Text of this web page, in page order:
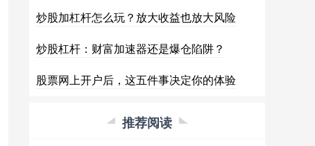
炒股加杠杆怎么玩？放大收益也放大风险
炒股杠杆：财富加速器还是爆仓陷阱？
股票网上开户后，这五件事决定你的体验
推荐阅读